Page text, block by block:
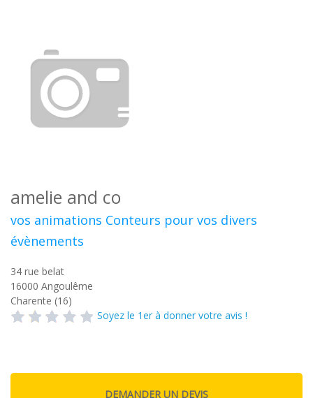
amelie and co
vos animations Conteurs pour vos divers
évènements
34 rue belat
16000 Angoulême
Charente (16)
Soyez le 1er à donner votre avis !